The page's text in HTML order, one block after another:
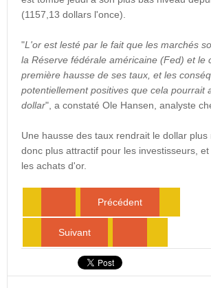
(1157,13 dollars l'once).
"L'or est lesté par le fait que les marchés
la Réserve fédérale américaine (Fed) et le
première hausse de ses taux, et les
potentiellement positives que cela pourrait
dollar", a constaté Ole Hansen, analyste
Une hausse des taux rendrait le dollar
donc plus attractif pour les investisseurs,
les achats d'or.
Précédent
Suivant